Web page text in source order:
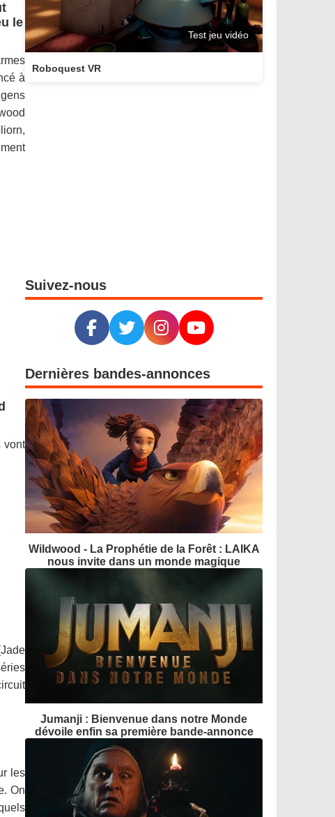
le
à
vont
les
On
Test jeu vidéo
Roboquest VR
Suivez-nous
Dernières bandes-annonces
Wildwood - La Prophétie de la Forêt : LAIKA
nous invite dans un monde magique
Jumanji : Bienvenue dans notre Monde
dévoile enfin sa première bande-annonce